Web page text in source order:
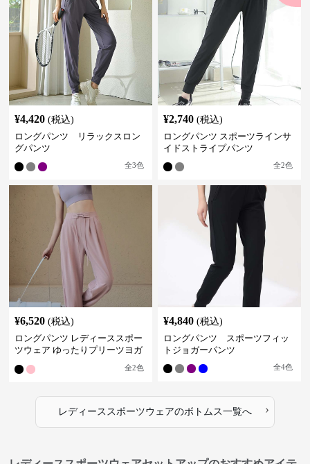
¥4,420 (税込)
ロングパンツ リラックスロン
グパンツ
全3色
¥2,740 (税込)
ロングパンツ スポーツラインサ
イドストライプパンツ
全2色
¥6,520 (税込)
ロングパンツ レディーススポー
ツウェア ゆったりプリーツヨガ
全2色
¥4,840 (税込)
ロングパンツ スポーツフィッ
トジョガーパンツ
全4色
レディーススポーツウェアのボトムス一覧へ ›